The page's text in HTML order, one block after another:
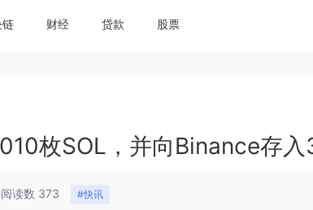
链 财经 贷款 股票
枚SOL，并向Binance存
阅读数 373 #快讯